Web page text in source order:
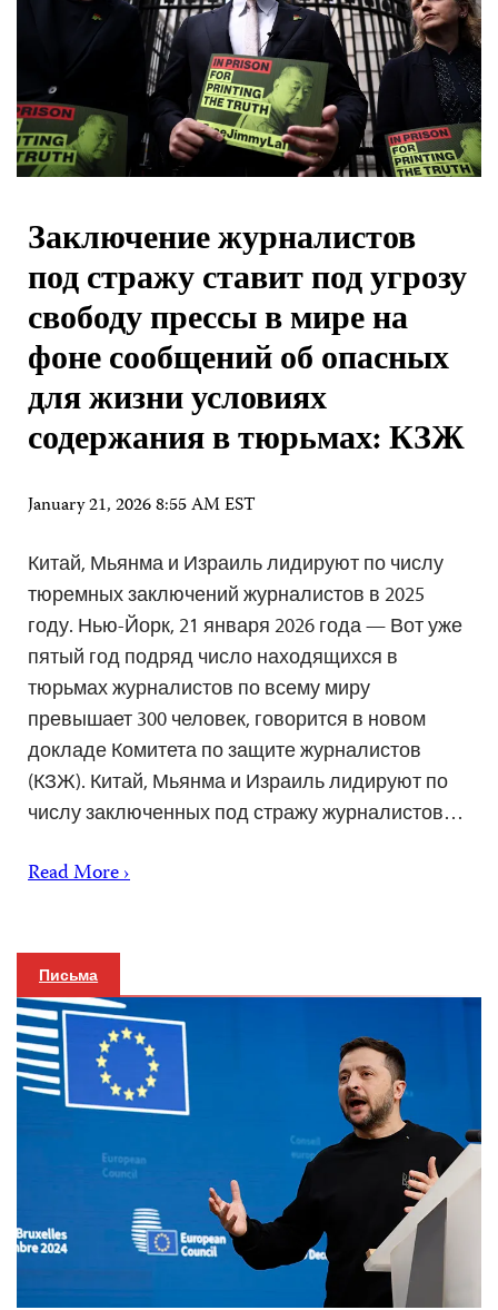
Заключение журналистов
под стражу ставит под угрозу
свободу прессы в мире на
фоне сообщений об опасных
для жизни условиях
содержания в тюрьмах: КЗЖ
January 21, 2026 8:55 AM EST
Китай, Мьянма и Израиль лидируют по числу
тюремных заключений журналистов в 2025
году. Нью-Йорк, 21 января 2026 года — Вот уже
пятый год подряд число находящихся в
тюрьмах журналистов по всему миру
превышает 300 человек, говорится в новом
докладе Комитета по защите журналистов
(КЗЖ). Китай, Мьянма и Израиль лидируют по
числу заключенных под стражу журналистов…
Read More ›
Письма